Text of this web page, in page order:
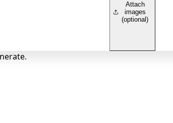
Attach
images
(optional)